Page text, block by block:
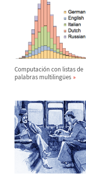
Computación con listas de
palabras multilingües